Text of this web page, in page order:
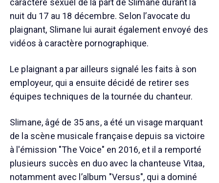
caractère sexuel de la part de Slimane durant la
nuit du 17 au 18 décembre. Selon l’avocate du
plaignant, Slimane lui aurait également envoyé des
vidéos à caractère pornographique.
Le plaignant a par ailleurs signalé les faits à son
employeur, qui a ensuite décidé de retirer ses
équipes techniques de la tournée du chanteur.
Slimane, âgé de 35 ans, a été un visage marquant
de la scène musicale française depuis sa victoire
à l'émission "The Voice" en 2016, et il a remporté
plusieurs succès en duo avec la chanteuse Vitaa,
notamment avec l’album "Versus", qui a dominé